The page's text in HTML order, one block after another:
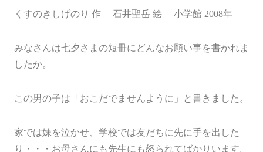
くすのきしげのり 作 石井聖岳 絵 小学館 2008年
みなさんは七夕さまの短冊にどんなお願い事を書かれま
したか。
この男の子は「おこだでませんように」と書きました。
家では妹を泣かせ、学校では友だちに先に手を出した
り・・・お母さんにも先生にも怒られてばかりいます。